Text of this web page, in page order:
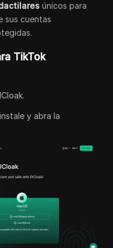
únicos para
sus cuentas
TikTok
y abra la